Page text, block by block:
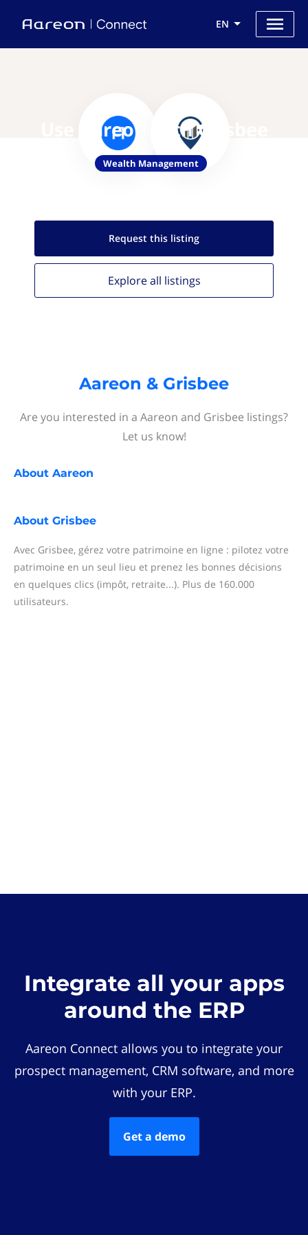
EN
Use Aareon with Grisbee
Wealth Management
Request this listing
Explore all listings
Aareon & Grisbee
Are you interested in a Aareon and Grisbee listings?
Let us know!
About Aareon
About Grisbee
Avec Grisbee, gérez votre patrimoine en ligne : pilotez votre
patrimoine en un seul lieu et prenez les bonnes décisions
en quelques clics (impôt, retraite...). Plus de 160.000
utilisateurs.
Integrate all your apps
around the ERP
Aareon Connect allows you to integrate your
prospect management, CRM software, and more
with your ERP.
Get a demo